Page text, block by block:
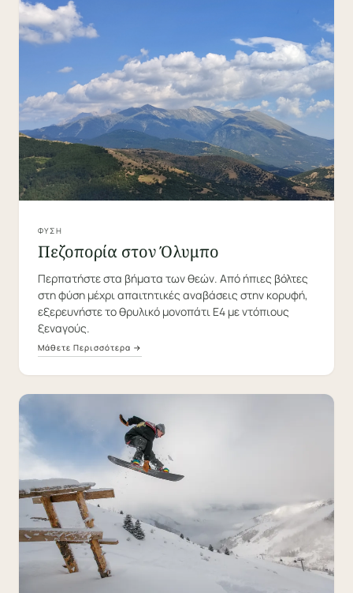
ΦΎΣΗ
Πεζοπορία στον Όλυμπο
Περπατήστε στα βήματα των θεών. Από ήπιες βόλτες
στη φύση μέχρι απαιτητικές αναβάσεις στην κορυφή,
εξερευνήστε το θρυλικό μονοπάτι Ε4 με ντόπιους
ξεναγούς.
Μάθετε Περισσότερα →